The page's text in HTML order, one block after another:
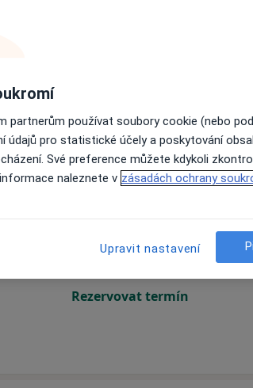
Rezervovat termín
partnerům používat soubory cookie (nebo
údajů pro statistické účely a poskytování
Své preference můžete kdykoli
naleznete v zásadách ochrany
Upravit nastavení